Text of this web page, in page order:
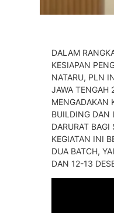
DALAM
KESIAPAN
NATARU, PLN
JAWA TENGAH
MENGADAKAN
BUILDING DAN
DARURAT
KEGIATAN INI
DUA BATCH,
DAN 12-13